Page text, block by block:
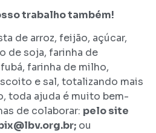
trabalho também!
de arroz, feijão, açúcar,
de soja, farinha de
farinha de milho,
e sal, totalizando mais
toda ajuda é muito bem-
de colaborar: pelo site
ou